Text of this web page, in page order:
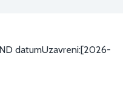
datumUzavreni:[2026-